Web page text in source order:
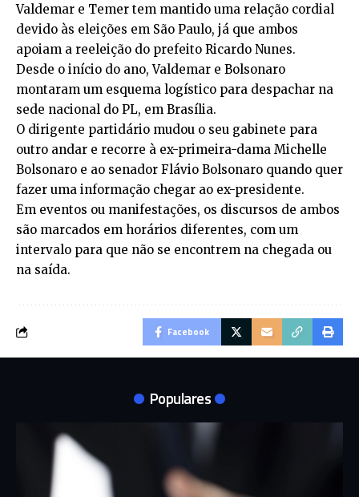
Valdemar e Temer tem mantido uma relação cordial
devido às eleições em São Paulo, já que ambos
apoiam a reeleição do prefeito Ricardo Nunes.
Desde o início do ano, Valdemar e Bolsonaro
montaram um esquema logístico para despachar na
sede nacional do PL, em Brasília.
O dirigente partidário mudou o seu gabinete para
outro andar e recorre à ex-primeira-dama Michelle
Bolsonaro e ao senador Flávio Bolsonaro quando quer
fazer uma informação chegar ao ex-presidente.
Em eventos ou manifestações, os discursos de ambos
são marcados em horários diferentes, com um
intervalo para que não se encontrem na chegada ou
na saída.
Facebook
Populares